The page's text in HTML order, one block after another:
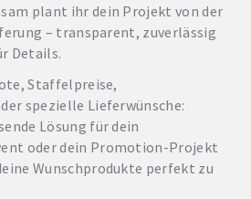
plant ihr dein Projekt von der
– transparent, zuverlässig
Details.
Staffelpreise,
spezielle Lieferwünsche:
Lösung für dein
oder dein Promotion-Projekt
Wunschprodukte perfekt zu